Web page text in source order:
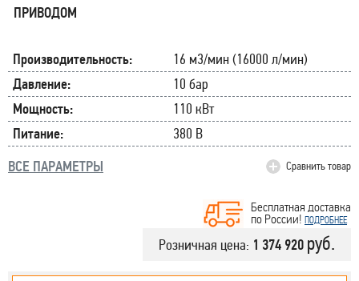
ПРИВОДОМ
Производительность:
16 м3/мин (16000 л/мин)
Давление:
10 бар
Мощность:
110 кВт
Питание:
380 В
ВСЕ ПАРАМЕТРЫ
Сравнить товар
Бесплатная доставка
по России! ПОДРОБНЕЕ
Розничная цена: 1 374 920 руб.